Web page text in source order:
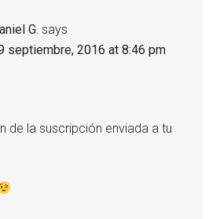
G. says
septiembre, 2016 at 8:46 pm
de la suscripción enviada a tu